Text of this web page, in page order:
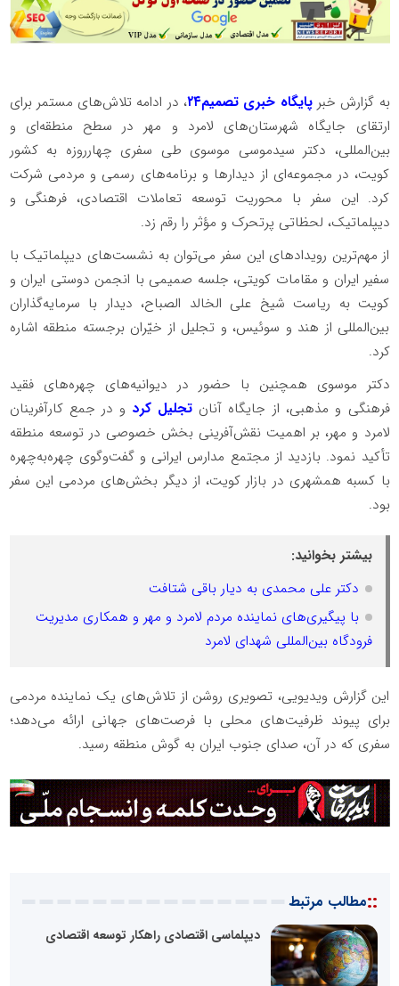
به گزارش خبرپایگاه خبری تصمیم۲۴
، در ادامه تلاش‌های مستمر برای
ارتقای جایگاه شهرستان‌های لامرد و مهر در سطح منطقه‌ای و
بین‌المللی، دکتر سیدموسی موسوی طی سفری چهارروزه به کشور
کویت، در مجموعه‌ای از دیدارها و برنامه‌های رسمی و مردمی شرکت
کرد. این سفر با محوریت توسعه تعاملات اقتصادی، فرهنگی و
دیپلماتیک، لحظاتی پرتحرک و مؤثر را رقم زد.
از مهم‌ترین رویدادهای این سفر می‌توان به نشست‌های دیپلماتیک با
سفیر ایران و مقامات کویتی، جلسه صمیمی با انجمن دوستی ایران و
کویت به ریاست شیخ علی الخالد الصباح، دیدار با سرمایه‌گذاران
بین‌المللی از هند و سوئیس، و تجلیل از خیّران برجسته منطقه اشاره
کرد.
دکتر موسوی همچنین با حضور در دیوانیه‌های چهره‌های فقید
فرهنگی و مذهبی، از جایگاه آنانتجلیل کرد و در جمع کارآفرینان
لامرد و مهر، بر اهمیت نقش‌آفرینی بخش خصوصی در توسعه منطقه
تأکید نمود. بازدید از مجتمع مدارس ایرانی و گفت‌وگوی چهره‌به‌چهره
با کسبه همشهری در بازار کویت، از دیگر بخش‌های مردمی این سفر
بود.
بیشتر بخوانید:
دکتر علی محمدی به دیار باقی شتافت
با پیگیری‌های نماینده مردم لامرد و مهر و همکاری مدیریت
فرودگاه بین‌المللی شهدای لامرد
این گزارش ویدیویی، تصویری روشن از تلاش‌های یک نماینده مردمی
برای پیوند ظرفیت‌های محلی با فرصت‌های جهانی ارائه می‌دهد؛
سفری که در آن، صدای جنوب ایران به گوش منطقه رسید.
::مطالب مرتبط
دیپلماسی اقتصادی راهکار توسعه اقتصادی